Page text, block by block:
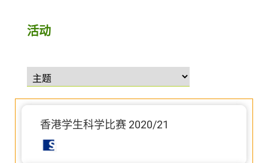
活动
香港学生科学比赛 2020/21